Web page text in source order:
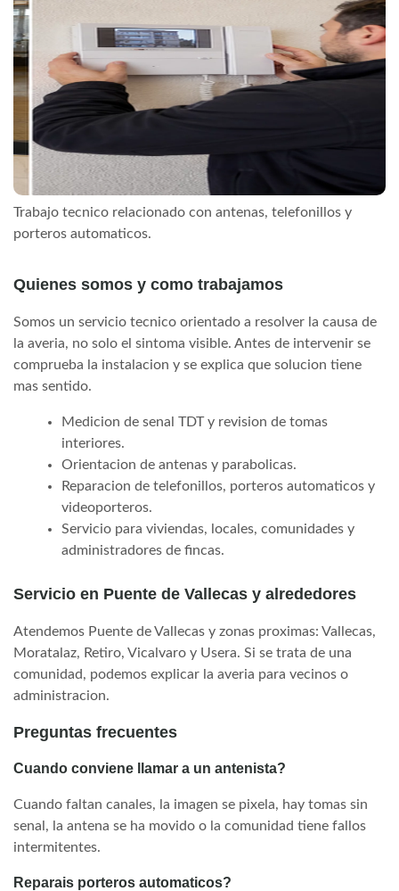
Trabajo tecnico relacionado con antenas, telefonillos y
porteros automaticos.
Quienes somos y como trabajamos
Somos un servicio tecnico orientado a resolver la causa de
la averia, no solo el sintoma visible. Antes de intervenir se
comprueba la instalacion y se explica que solucion tiene
mas sentido.
Medicion de senal TDT y revision de tomas
interiores.
Orientacion de antenas y parabolicas.
Reparacion de telefonillos, porteros automaticos y
videoporteros.
Servicio para viviendas, locales, comunidades y
administradores de fincas.
Servicio en Puente de Vallecas y alrededores
Atendemos Puente de Vallecas y zonas proximas: Vallecas,
Moratalaz, Retiro, Vicalvaro y Usera. Si se trata de una
comunidad, podemos explicar la averia para vecinos o
administracion.
Preguntas frecuentes
Cuando conviene llamar a un antenista?
Cuando faltan canales, la imagen se pixela, hay tomas sin
senal, la antena se ha movido o la comunidad tiene fallos
intermitentes.
Reparais porteros automaticos?